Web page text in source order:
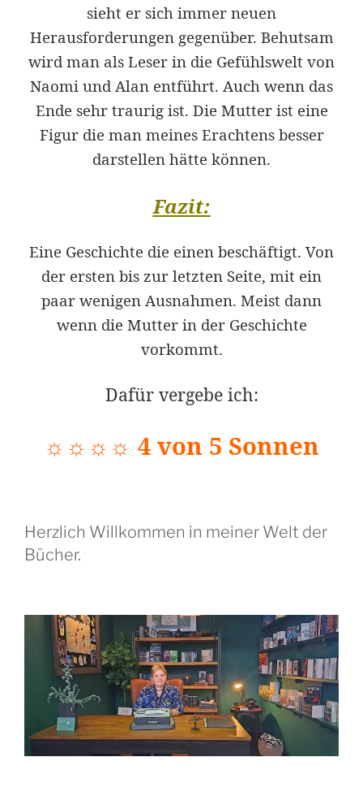
sieht er sich immer neuen
Herausforderungen gegenüber. Behutsam
wird man als Leser in die Gefühlswelt von
Naomi und Alan entführt. Auch wenn das
Ende sehr traurig ist. Die Mutter ist eine
Figur die man meines Erachtens besser
darstellen hätte können.
Fazit:
Eine Geschichte die einen beschäftigt. Von
der ersten bis zur letzten Seite, mit ein
paar wenigen Ausnahmen. Meist dann
wenn die Mutter in der Geschichte
vorkommt.
Dafür vergebe ich:
☼☼☼☼ 4 von 5 Sonnen
Herzlich Willkommen in meiner Welt der
Bücher.